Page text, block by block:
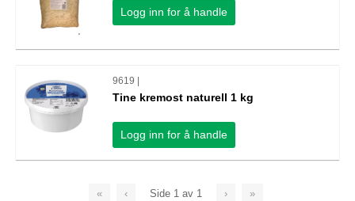
Logg inn for å handle
9619 |
Tine kremost naturell 1 kg
Logg inn for å handle
« ‹ Side 1 av 1 › »